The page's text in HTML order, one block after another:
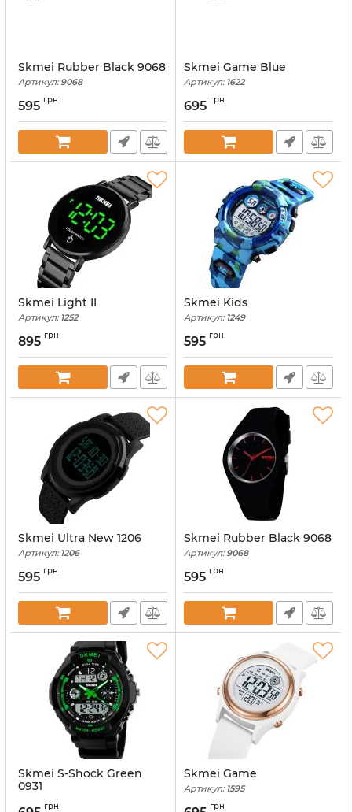
Skmei Rubber Black 9068
Артикул:9068
595 грн
Skmei Game Blue
Артикул:1622
695 грн
Skmei Light II
Артикул:1252
895 грн
Skmei Kids
Артикул:1249
595 грн
Skmei Ultra New 1206
Артикул:1206
595 грн
Skmei Rubber Black 9068
Артикул:9068
595 грн
Skmei S-Shock Green
0931
грн
Skmei Game
Артикул:1595
грн